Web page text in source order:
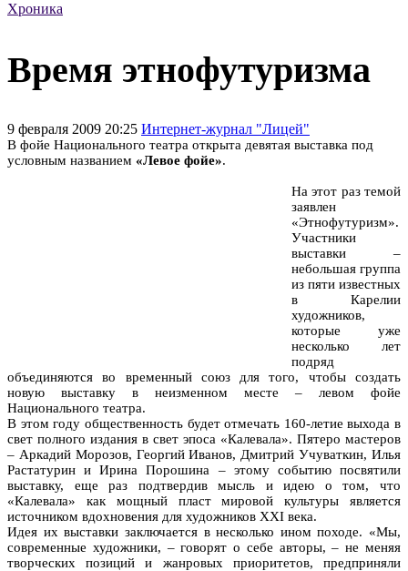
Хроника
Время этнофутуризма
9 февраля 2009 20:25 Интернет-журнал "Лицей"
В фойе Национального театра открыта девятая выставка под
условным названием «Левое фойе».
На этот раз темой
заявлен
«Этнофутуризм».
Участники
выставки –
небольшая группа
из пяти известных
в Карелии
художников,
которые уже
несколько лет
подряд
объединяются во временный союз для того, чтобы создать
новую выставку в неизменном месте – левом фойе
Национального театра.
В этом году общественность будет отмечать 160-летие выхода в
свет полного издания в свет эпоса «Калевала». Пятеро мастеров
– Аркадий Морозов, Георгий Иванов, Дмитрий Учуваткин, Илья
Растатурин и Ирина Порошина – этому событию посвятили
выставку, еще раз подтвердив мысль и идею о том, что
«Калевала» как мощный пласт мировой культуры является
источником вдохновения для художников XXI века.
Идея их выставки заключается в несколько ином походе. «Мы,
современные художники, – говорят о себе авторы, – не меняя
творческих позиций и жанровых приоритетов, предприняли